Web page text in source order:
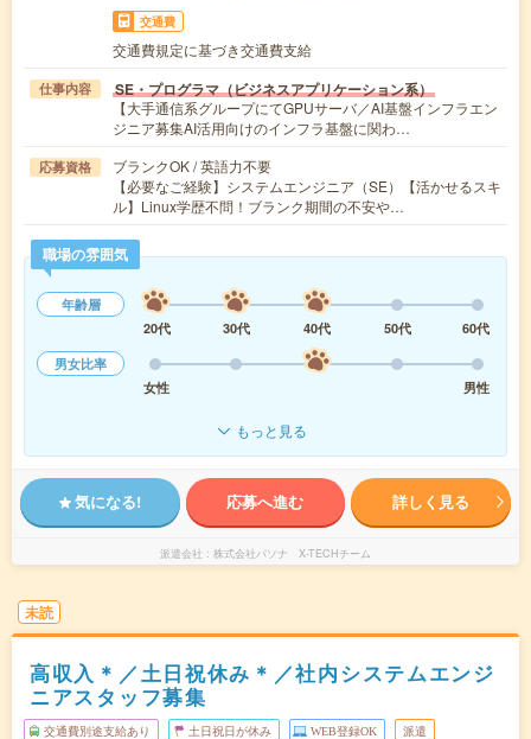
交通費
交通費規定に基づき交通費支給
仕事内容 SE・プログラマ（ビジネスアプリケーション系）
【大手通信系グループにてGPUサーバ／AI基盤インフラエン
ジニア募集AI活用向けのインフラ基盤に関わ…
応募資格
ブランクOK / 英語力不要
【必要なご経験】システムエンジニア（SE）【活かせるスキ
ル】Linux学歴不問！ブランク期間の不安や…
職場の雰囲気
年齢層
20代
30代 40代 50代
60代
男女比率
女性
男性
もっと見る
気になる! 応募へ進む 詳しく見る
派遣会社 株式会社パソナ X-TECHチーム
未読
高収入＊／土日祝休み＊／社内システムエンジ
ニアスタッフ募集
交通費別途支給あり 土日祝日が休み WEB登録OK 派遣